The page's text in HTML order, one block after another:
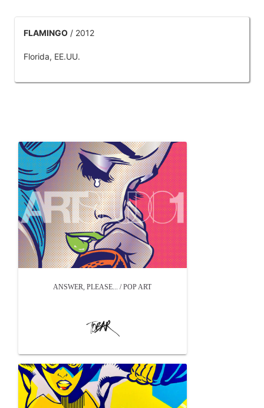
FLAMINGO / 2012
Florida, EE.UU.
ANSWER, PLEASE... / POP ART